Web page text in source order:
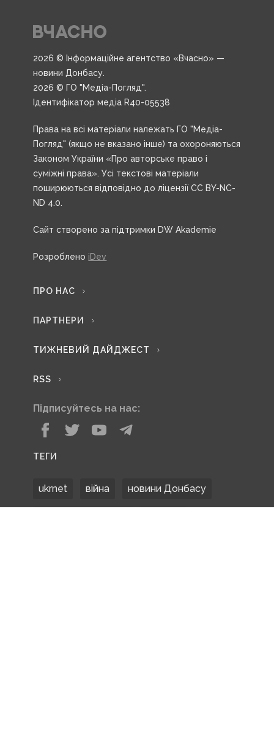
2026 © Інформаційне агентство «Вчасно» —
новини Донбасу.
2026 © ГО "Медіа-Погляд".
Ідентифікатор медіа R40-05538
Права на всі матеріали належать ГО "Медіа-
Погляд" (якщо не вказано інше) та охороняються
Законом України «Про авторське право і
суміжні права». Усі текстові матеріали
поширюються відповідно до ліцензії CC BY-NC-
ND 4.0.
Сайт створено за підтримки DW Akademie
Розроблено iDev
ПРО НАС
ПАРТНЕРИ
ТИЖНЕВИЙ ДАЙДЖЕСТ
RSS
Підписуйтесь на нас:
ТЕГИ
ukrnet війна новини Донбасу